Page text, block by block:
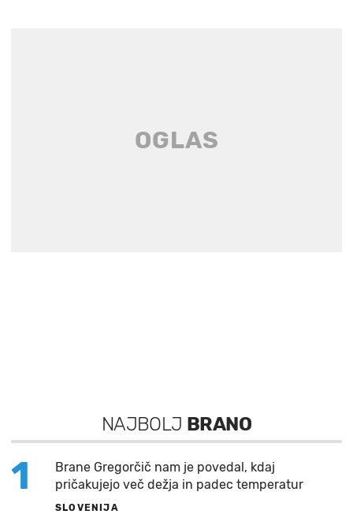
NAJBOLJ BRANO
1
Brane Gregorčič nam je povedal, kdaj
pričakujejo več dežja in padec temperatur
SLOVENIJA